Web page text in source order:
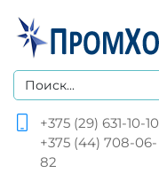
+375 (29) 631-10-10
+375 (44) 708-06-
82